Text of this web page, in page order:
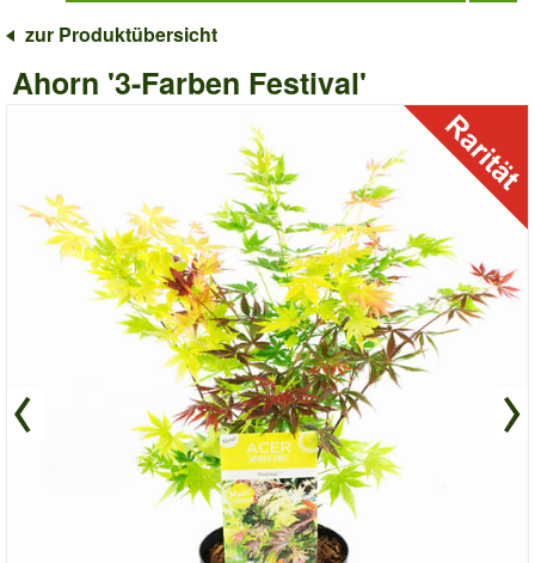
zur Produktübersicht
Ahorn '3-Farben Festival'